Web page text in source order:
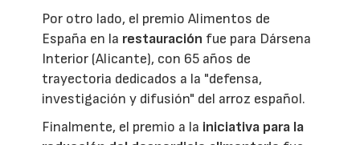
Por otro lado, el premio Alimentos de
España en la restauración fue para Dársena
Interior (Alicante), con 65 años de
trayectoria dedicados a la "defensa,
investigación y difusión" del arroz español.
Finalmente, el premio a la iniciativa para la